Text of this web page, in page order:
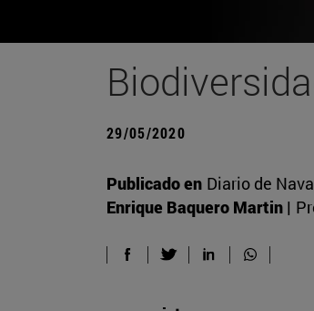
29/05/2020
Publicado en Diario de
Enrique Baquero Martin |